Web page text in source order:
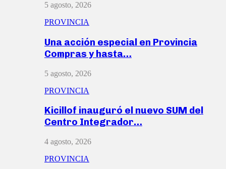
5 agosto, 2026
PROVINCIA
Una acción especial en Provincia
Compras y hasta…
5 agosto, 2026
PROVINCIA
Kicillof inauguró el nuevo SUM del
Centro Integrador…
4 agosto, 2026
PROVINCIA